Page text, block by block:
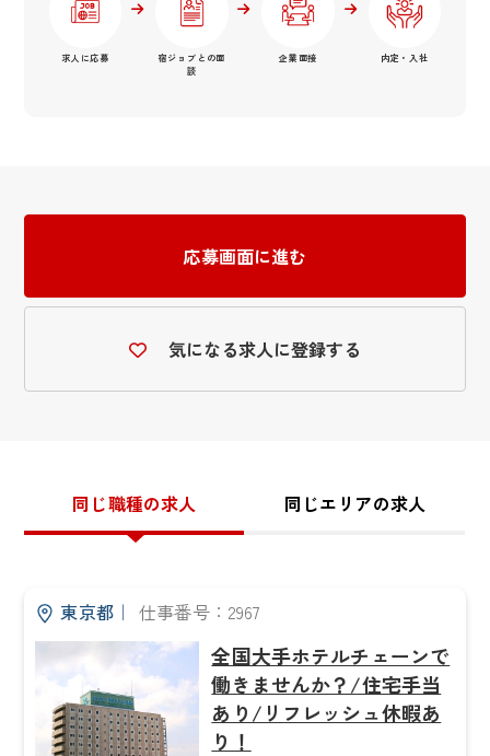
求人に応募
宿ジョブとの面
談
企業面接 内定・入社
応募画面に進む
気になる求人に登録する
同じ職種の求人 同じエリアの求人
東京都｜ 仕事番号：2967
全国大手ホテルチェーンで
働きませんか？/住宅手当
あり/リフレッシュ休暇あ
り！